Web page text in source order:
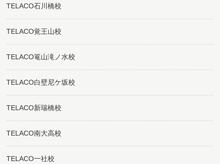
TELACO石川橋校
TELACO覚王山校
TELACO篭山滝ノ水校
TELACO白壁尼ケ坂校
TELACO新瑞橋校
TELACO南大高校
TELACO一社校